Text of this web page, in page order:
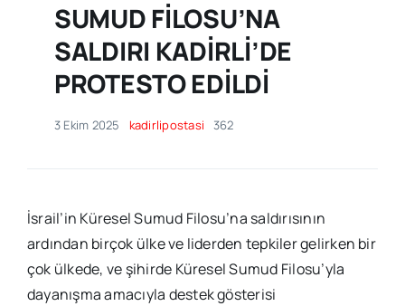
SUMUD FİLOSU’NA
SALDIRI KADİRLİ’DE
PROTESTO EDİLDİ
3 Ekim 2025 kadirlipostasi 362
İsrail’in Küresel Sumud Filosu’na saldırısının
ardından birçok ülke ve liderden tepkiler gelirken bir
çok ülkede, ve şihirde Küresel Sumud Filosu’yla
dayanışma amacıyla destek gösterisi